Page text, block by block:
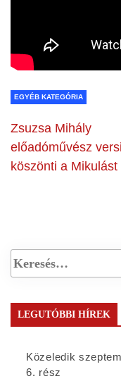
EGYÉB KATEGÓRIA
Zsuzsa Mihály
előadóművész
köszönti a Mikulást
LEGUTÓBBI HÍREK
Közeledik
6. rész